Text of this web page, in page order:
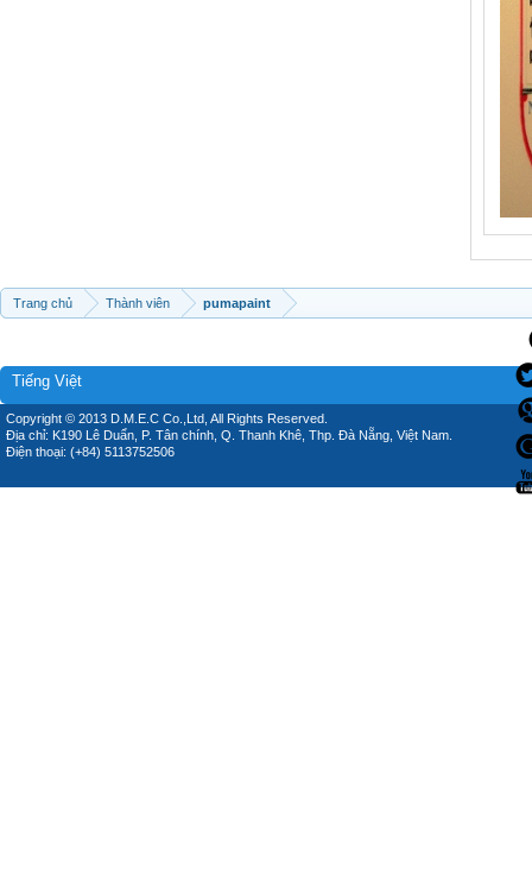
Trang chủ Thành viên pumapaint
Tiếng Việt
Copyright © 2013 D.M.E.C Co.,Ltd, All Rights Reserved.
Địa chỉ: K190 Lê Duẩn, P. Tân chính, Q. Thanh Khê, Thp. Đà Nẵng, Việt Nam.
Điện thoại: (+84) 5113752506